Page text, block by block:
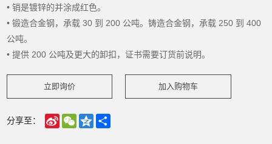
• 销是镀锌的并涂成红色。
• 锻造合金钢，承载 30 到 200 公吨。铸造合金钢，承载 250 到 400
公吨。
• 提供 200 公吨及更大的卸扣，证书需要订货前说明。
立即询价 加入购物车
分享至：
Sina
Weibo
WeChatQzone